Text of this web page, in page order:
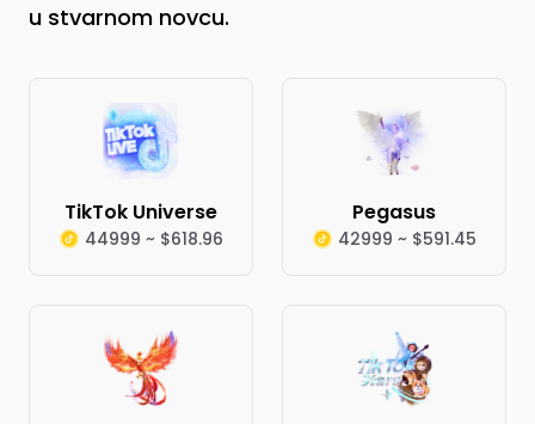
u stvarnom novcu.
TikTok Universe
44999 ~ $618.96
Pegasus
42999 ~ $591.45